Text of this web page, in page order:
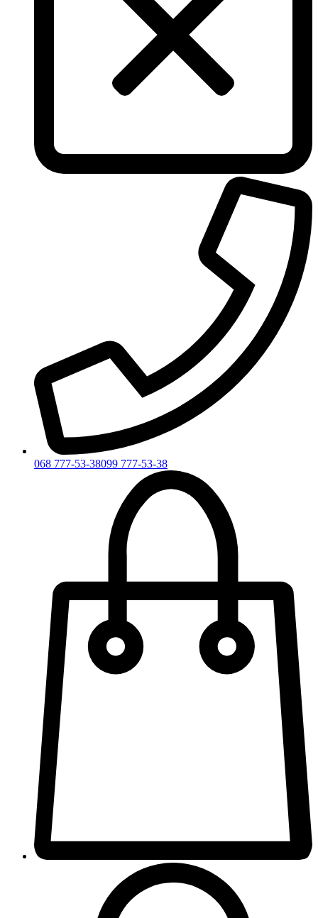
068 777-53-38099 777-53-38